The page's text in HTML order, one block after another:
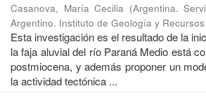
Casanova, María Cecilia (Argentina.
Argentino. Instituto de Geología y
Esta investigación es el resultado de la
la faja aluvial del río Paraná Medio está
postmiocena, y además proponer un
la actividad tectónica ...